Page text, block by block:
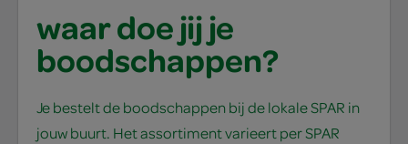
waar doe jij je
boodschappen?
Je bestelt de boodschappen bij de lokale SPAR in
jouw buurt. Het assortiment varieert per SPAR